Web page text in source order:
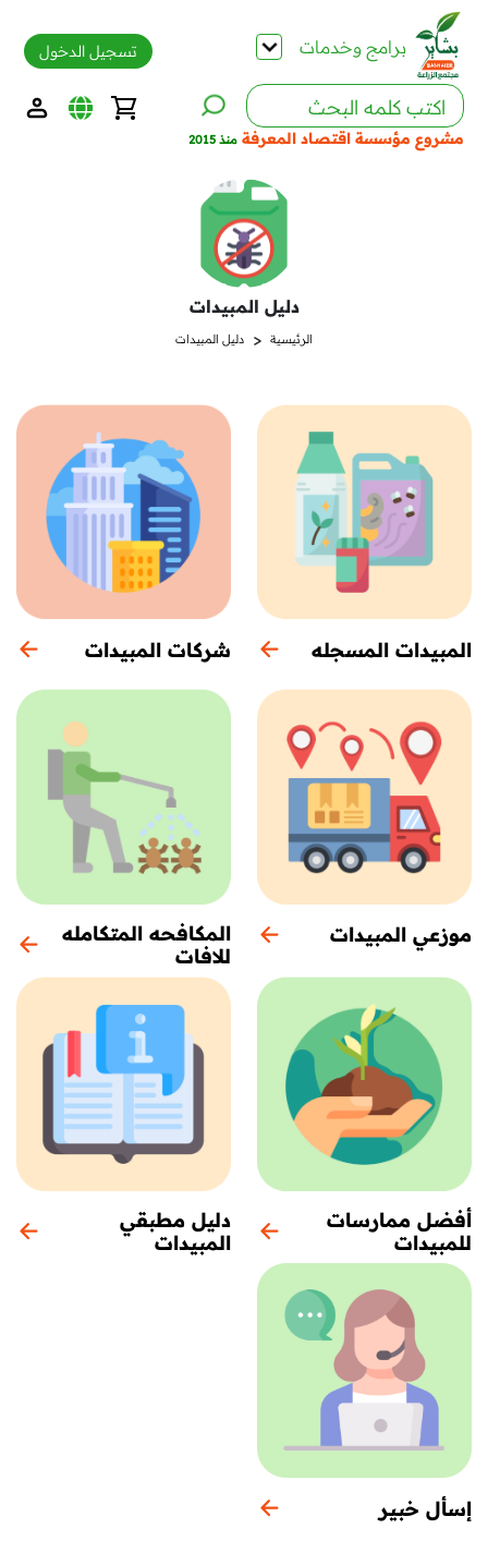
برامج وخدمات
مشروع مؤسسة اقتصاد المعرفة منذ 2015
تسجيل الدخول
دليل المبيدات
الرئيسية < دليل المبيدات
المبيدات المسجله شركات المبيدات
موزعي المبيدات
المكافحه المتكامله
للافات
أفضل ممارسات
للمبيدات
دليل مطبقي
المبيدات
إسأل خبير